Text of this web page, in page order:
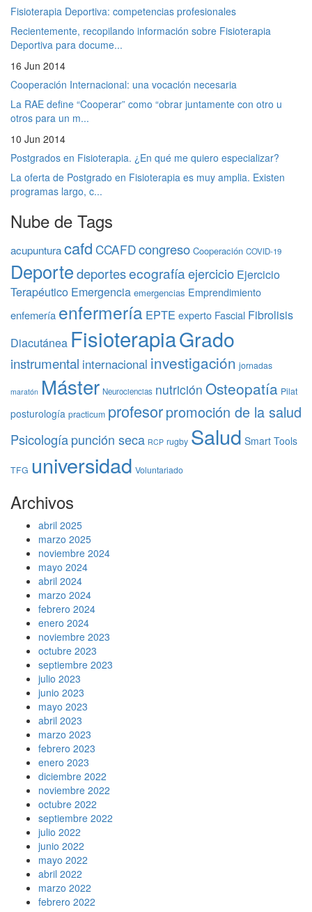
Fisioterapia Deportiva: competencias profesionales
Recientemente, recopilando información sobre Fisioterapia
Deportiva para docume...
16 Jun 2014
Cooperación Internacional: una vocación necesaria
La RAE define “Cooperar” como “obrar juntamente con otro u
otros para un m...
10 Jun 2014
Postgrados en Fisioterapia. ¿En qué me quiero especializar?
La oferta de Postgrado en Fisioterapia es muy amplia. Existen
programas largo, c...
Nube de Tags
acupunturacafd CCAFDcongreso Cooperación COVID-19
Deportedeportesecografíaejercicio Ejercicio
Terapéutico Emergencia emergencias Emprendimiento
enfemería enfermería EPTE experto Fascial Fibrolisis
Diacutánea FisioterapiaGrado
instrumental internacional investigación jornadas
maratón Máster Neurociencias nutrición Osteopatía Pilat
posturología practicum profesorpromoción de la salud
Psicologíapunción seca RCP rugby Salud Smart Tools
TFG universidad Voluntariado
Archivos
abril 2025
marzo 2025
noviembre 2024
mayo 2024
abril 2024
marzo 2024
febrero 2024
enero 2024
noviembre 2023
octubre 2023
septiembre 2023
julio 2023
junio 2023
mayo 2023
abril 2023
marzo 2023
febrero 2023
enero 2023
diciembre 2022
noviembre 2022
octubre 2022
septiembre 2022
julio 2022
junio 2022
mayo 2022
abril 2022
marzo 2022
febrero 2022